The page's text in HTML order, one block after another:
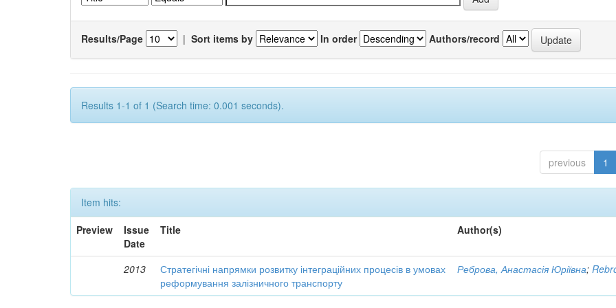
Results/Page | Sort items by In order Authors/record
Results 1-1 of 1 (Search time: 0.001 seconds).
previous 1
Item hits:
Preview
Issue
Date
Title Author(s)
2013
Стратегічні напрямки розвитку інтеграційних процесів в умовах
реформування залізничного транспорту
Реброва, Анастасія Юріївна;